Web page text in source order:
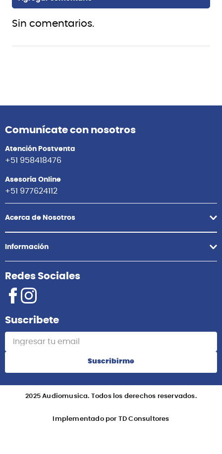
Sin comentarios.
Comunícate con nosotros
Atención Postventa
+51 958418476
Asesoría Online
+51 977624112
Acerca de Nosotros
Información
Redes Sociales
Suscribete
Suscribirme
2025 Audiomusica. Todos los derechos reservados.
Implementado por TD Consultores